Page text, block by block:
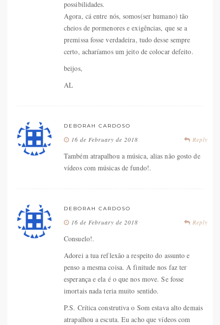
possibilidades.
Agora, cá entre nós, somos(ser humano) tão
cheios de pormenores e exigências, que se a
premissa fosse verdadeira, tudo desse sempre
certo, acharíamos um jeito de colocar defeito.
beijos,
AL
DEBORAH CARDOSO
Reply
16 de February de 2018
Também atrapalhou a música, alias não gosto de
vídeos com músicas de fundo!.
DEBORAH CARDOSO
Reply
16 de February de 2018
Consuelo!.
Adorei a tua reflexão a respeito do assunto e
penso a mesma coisa. A finitude nos faz ter
esperança e ela é o que nos move. Se fosse
imortais nada teria muito sentido.
P.S. Crítica construtiva o Som estava alto demais
atrapalhou a escuta. Eu acho que vídeos com